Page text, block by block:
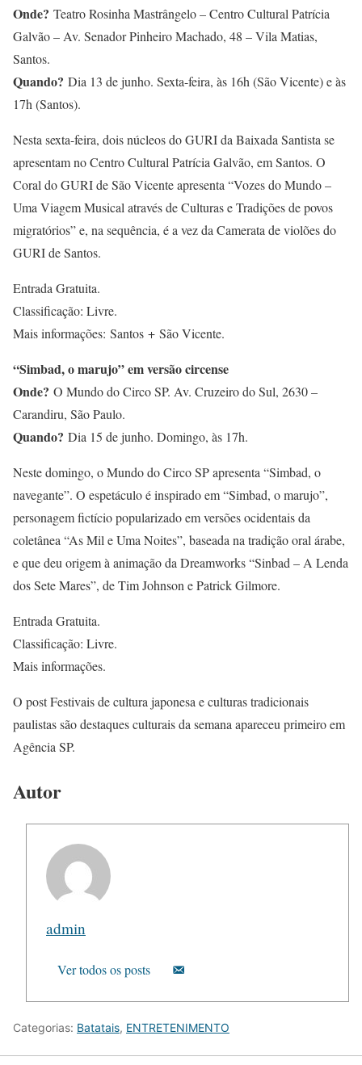
Onde? Teatro Rosinha Mastrângelo – Centro Cultural Patrícia
Galvão – Av. Senador Pinheiro Machado, 48 – Vila Matias,
Santos.
Quando? Dia 13 de junho. Sexta-feira, às 16h (São Vicente) e às
17h (Santos).
Nesta sexta-feira, dois núcleos do GURI da Baixada Santista se
apresentam no Centro Cultural Patrícia Galvão, em Santos. O
Coral do GURI de São Vicente apresenta “Vozes do Mundo –
Uma Viagem Musical através de Culturas e Tradições de povos
migratórios” e, na sequência, é a vez da Camerata de violões do
GURI de Santos.
Entrada Gratuita.
Classificação: Livre.
Mais informações: Santos + São Vicente.
“Simbad, o marujo” em versão circense
Onde? O Mundo do Circo SP. Av. Cruzeiro do Sul, 2630 –
Carandiru, São Paulo.
Quando? Dia 15 de junho. Domingo, às 17h.
Neste domingo, o Mundo do Circo SP apresenta “Simbad, o
navegante”. O espetáculo é inspirado em “Simbad, o marujo”,
personagem fictício popularizado em versões ocidentais da
coletânea “As Mil e Uma Noites”, baseada na tradição oral árabe,
e que deu origem à animação da Dreamworks “Sinbad – A Lenda
dos Sete Mares”, de Tim Johnson e Patrick Gilmore.
Entrada Gratuita.
Classificação: Livre.
Mais informações.
O post Festivais de cultura japonesa e culturas tradicionais
paulistas são destaques culturais da semana apareceu primeiro em
Agência SP.
Autor
admin
Ver todos os posts
Categorias: Batatais, ENTRETENIMENTO